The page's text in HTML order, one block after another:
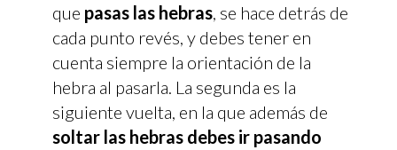
que pasas las hebras, se hace detrás de
cada punto revés, y debes tener en
cuenta siempre la orientación de la
hebra al pasarla. La segunda es la
siguiente vuelta, en la que además de
soltar las hebras debes ir pasando